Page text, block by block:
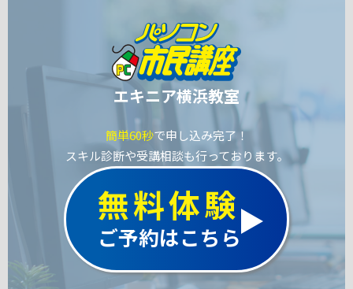
エキニア横浜教室
簡単60秒で申し込み完了！
スキル診断や受講相談も行っております。
無料体験
ご予約はこちら